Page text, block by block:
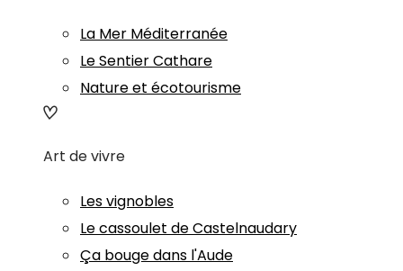
La Mer Méditerranée
Le Sentier Cathare
Nature et écotourisme
Art de vivre
Les vignobles
Le cassoulet de Castelnaudary
Ça bouge dans l'Aude